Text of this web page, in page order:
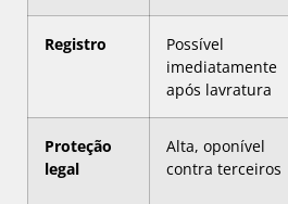
Registro
Possível
imediatamente
após lavratura
Proteção
legal
Alta, oponível
contra terceiros